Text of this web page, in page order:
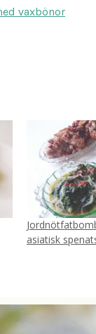
vaxbönor
asiatisk